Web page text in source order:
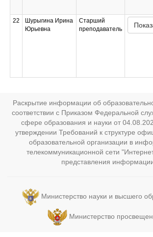
22
Шурыгина Ирина
Юрьевна
Старший
преподаватель
Раскрытие информации об
соответствии с Приказом Федеральной
сфере образования и науки от
утверждении Требований к структуре
образовательной организации в
телекоммуникационной сети
представления
Министерство науки и высшего
Министерство